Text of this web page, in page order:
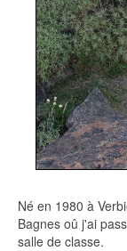
Né en 1980 à
Bagnes oû j'ai
salle de classe.